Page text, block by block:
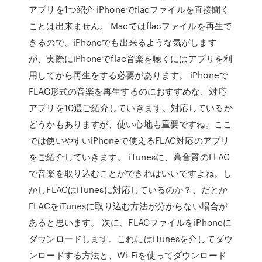
アプリを1つ紹介 iPhoneでflacファイルを直接聞く
ことは出来ません。 Macではflacファイルを再生で
きるので、iPhoneでも出来るような気がします
が、実際にiPhoneでflac音楽を聴くにはアプリを利
用してから再生をする必要があります。 iPhoneで
FLAC形式の音楽を再生するのにおすすめな、対応
アプリを10選ご紹介していきます。対応しているか
どうかもありますが、使い心地も重要ですね。ここ
では使いやすいiPhoneで使えるFLAC対応のアプリ
をご紹介していきます。 iTunesに、高音質のFLAC
で音楽を取り込むことができればいいですよね。し
かしFLACはiTunesに対応しているのか？、だとか
FLACをiTunesに取り込む方法が分からない場合が
あると思います。 次に、FLACファイルをiPhoneに
ダウンロードします。これにはiTunesを介してダウ
ンロードする方法と、Wi-Fiを使ってダウンロード